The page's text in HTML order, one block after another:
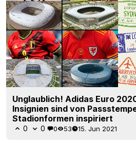
Unglaublich! Adidas Euro
Insignien sind von
Stadionformen inspiriert
0 0 0 53 15. Jun 2021